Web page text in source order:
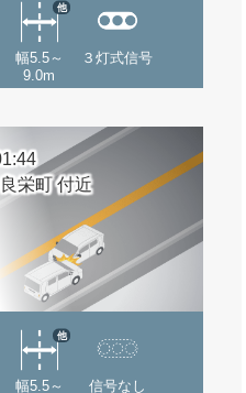
幅5.5～
9.0m
他
３灯式信号
栄町 付近
幅5.5～
他
信号なし